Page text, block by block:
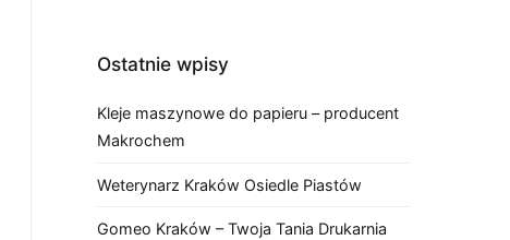
Ostatnie wpisy
Kleje maszynowe do papieru – producent
Makrochem
Weterynarz Kraków Osiedle Piastów
Gomeo Kraków – Twoja Tania Drukarnia